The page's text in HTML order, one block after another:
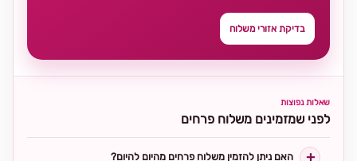
בדיקת אזורי משלוח
שאלות נפוצות
לפני שמזמינים משלוח פרחים
האם ניתן להזמין משלוח פרחים מהיום להיום?